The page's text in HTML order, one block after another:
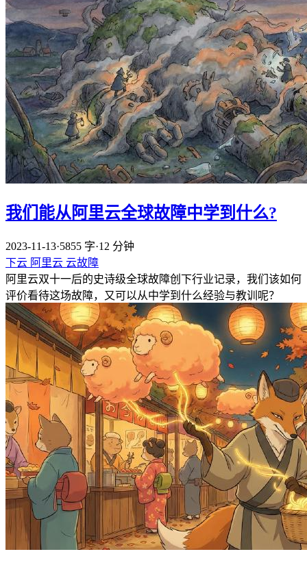
我们能从阿里云全球故障中学到什么?
2023-11-13·5855 字·12 分钟
下云 阿里云 云故障
阿里云双十一后的史诗级全球故障创下行业记录，我们该如何
评价看待这场故障，又可以从中学到什么经验与教训呢？